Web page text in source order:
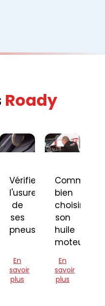
Roady
Vérifier
l'usure
de
ses
pneus
En
savoir
plus
Comment
bien
choisir
son
huile
moteur
En
savoir
plus